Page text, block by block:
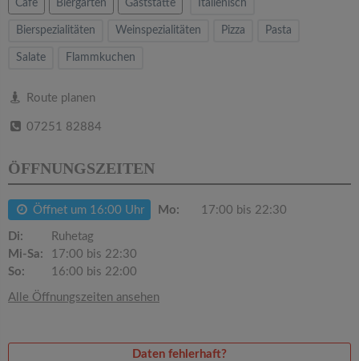
Cafe Biergarten Gaststätte Italienisch
Bierspezialitäten Weinspezialitäten Pizza Pasta
Salate Flammkuchen
Route planen
07251 82884
ÖFFNUNGSZEITEN
Öffnet um 16:00 Uhr Mo: 17:00 bis 22:30
Di:
Ruhetag
Mi-Sa:
17:00 bis 22:30
So:
16:00 bis 22:00
Alle Öffnungszeiten ansehen
Daten fehlerhaft?
a
t
i
o
n